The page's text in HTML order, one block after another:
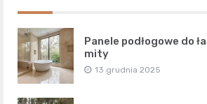
Panele podłogowe do
mity
13 grudnia 2025